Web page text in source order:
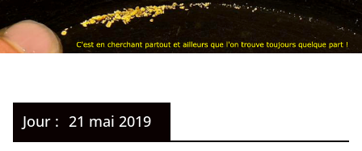
Jour : 21 mai 2019